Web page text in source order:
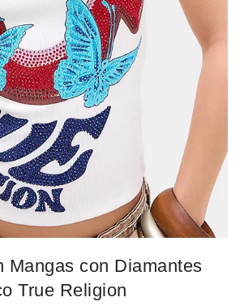
Mangas con Diamantes
True Religion